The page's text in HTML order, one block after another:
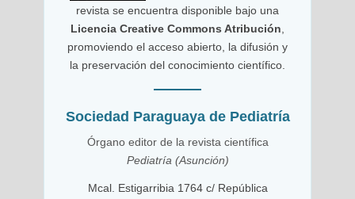
revista se encuentra disponible bajo una
Licencia Creative Commons Atribución,
promoviendo el acceso abierto, la difusión y
la preservación del conocimiento científico.
Sociedad Paraguaya de Pediatría
Órgano editor de la revista científica
Pediatría (Asunción)
Mcal. Estigarribia 1764 c/ República